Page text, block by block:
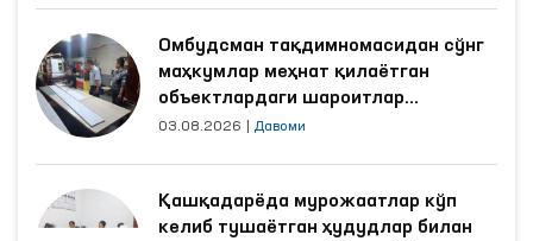
Омбудсман тақдимномасидан сўнг
маҳкумлар меҳнат қилаётган
объектлардаги шароитлар
яхшиланди
03.08.2026 Давоми
Қашқадарёда мурожаатлар кўп
келиб тушаётган ҳудудлар билан